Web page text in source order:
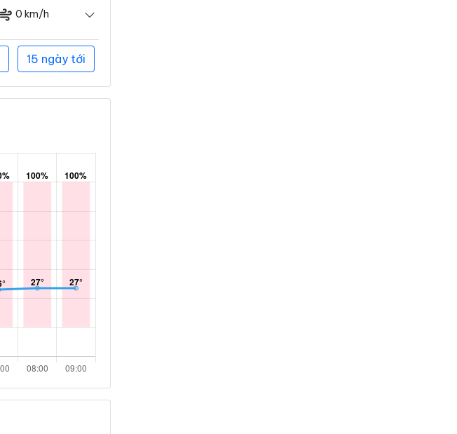
0 km/h
15 ngày tới